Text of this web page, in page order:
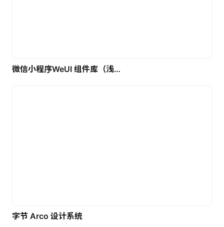
微信小程序WeUI 组件库（浅色）| 免费UI设计素材
字节 Arco 设计系统